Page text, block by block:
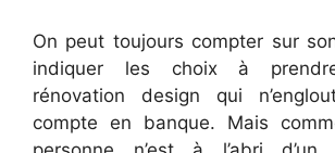
On peut toujours compter sur
indiquer les choix à
rénovation design qui
compte en banque. Mais